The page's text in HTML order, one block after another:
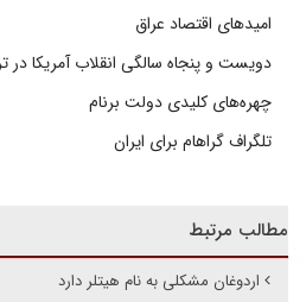
امیدهای اقتصاد عراق
دویست و پنجاه سالگی انقلاب آمریکا در
چهره‌های کلیدی دولت برنام
تلگراف گراهام برای ایران
مطالب مرتبط
اردوغان مشکلی به نام هیتلر دارد